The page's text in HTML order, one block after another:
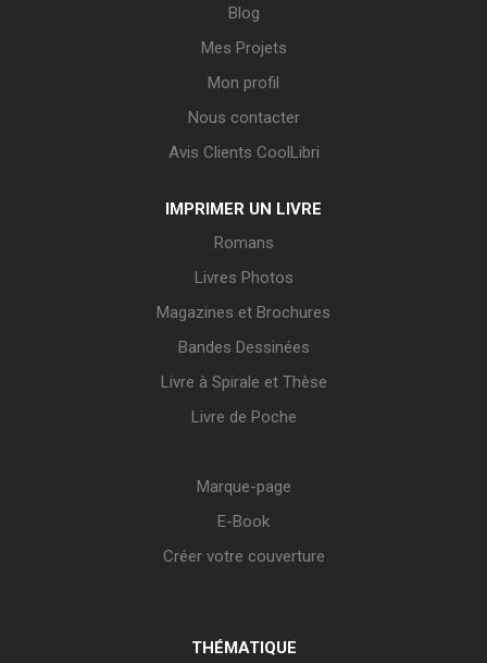
Blog
Mes Projets
Mon profil
Nous contacter
Avis Clients CoolLibri
IMPRIMER UN LIVRE
Romans
Livres Photos
Magazines et Brochures
Bandes Dessinées
Livre à Spirale et Thèse
Livre de Poche
Marque-page
E-Book
Créer votre couverture
THÉMATIQUE